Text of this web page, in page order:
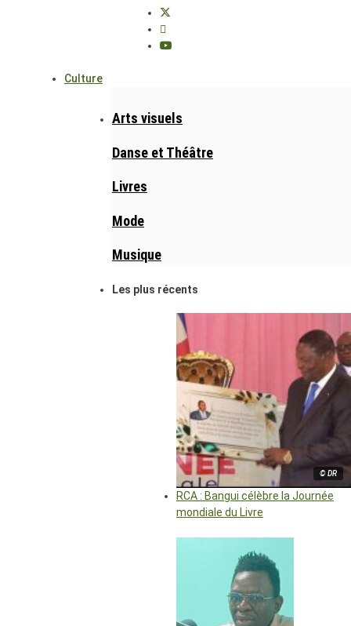
Culture
Arts visuels
Danse et Théâtre
Livres
Mode
Musique
Les plus récents
© DR
RCA : Bangui célèbre la Journée
mondiale du Livre